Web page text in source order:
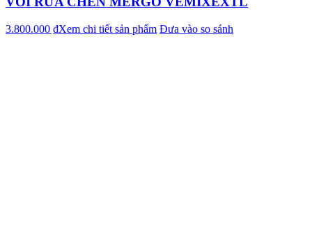
3.800.000 ₫Xem chi tiết sản phẩm Đưa vào so sánh